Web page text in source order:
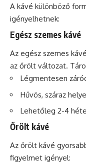
A kávé különböző
igényelhetnek:
Egész szemes kávé
Az egész szemes
az őrölt változat.
Légmentesen
Hűvös, száraz
Lehetőleg 2-4
Őrölt kávé
Az őrölt kávé
figyelmet igényel: